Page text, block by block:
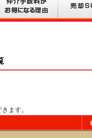
ます。